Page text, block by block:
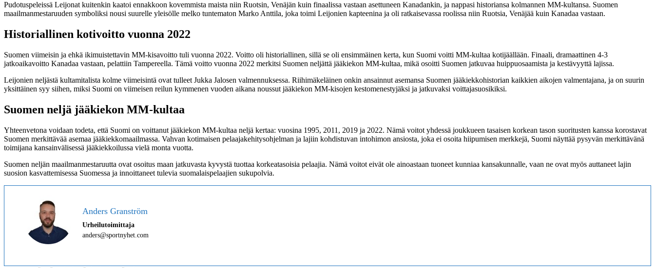
Pudotuspeleissä Leijonat kuitenkin kaatoi ennakkoon kovemmista maista niin Ruotsin, Venäjän kuin finaalissa vastaan asettuneen Kanadankin, ja nappasi historiansa kolmannen MM-kultansa. Suomen
maailmanmestaruuden symboliksi nousi suurelle yleisölle melko tuntematon Marko Anttila, joka toimi Leijonien kapteenina ja oli ratkaisevassa roolissa niin Ruotsia, Venäjää kuin Kanadaa vastaan.
Historiallinen kotivoitto vuonna 2022
Suomen viimeisin ja ehkä ikimuistettavin MM-kisavoitto tuli vuonna 2022. Voitto oli historiallinen, sillä se oli ensimmäinen kerta, kun Suomi voitti MM-kultaa kotijäällään. Finaali, dramaattinen 4-3
jatkoaikavoitto Kanadaa vastaan, pelattiin Tampereella. Tämä voitto vuonna 2022 merkitsi Suomen neljättä jääkiekon MM-kultaa, mikä osoitti Suomen jatkuvaa huippuosaamista ja kestävyyttä lajissa.
Leijonien neljästä kultamitalista kolme viimeisintä ovat tulleet Jukka Jalosen valmennuksessa. Riihimäkeläinen onkin ansainnut asemansa Suomen jääkiekkohistorian kaikkien aikojen valmentajana, ja on suurin
yksittäinen syy siihen, miksi Suomi on viimeisen reilun kymmenen vuoden aikana noussut jääkiekon MM-kisojen kestomenestyjäksi ja jatkuvaksi voittajasuosikiksi.
Suomen neljä jääkiekon MM-kultaa
Yhteenvetona voidaan todeta, että Suomi on voittanut jääkiekon MM-kultaa neljä kertaa: vuosina 1995, 2011, 2019 ja 2022. Nämä voitot yhdessä joukkueen tasaisen korkean tason suoritusten kanssa korostavat
Suomen merkittävää asemaa jääkiekkomaailmassa. Vahvan kotimaisen pelaajakehitysohjelman ja lajiin kohdistuvan intohimon ansiosta, joka ei osoita hiipumisen merkkejä, Suomi näyttää pysyvän merkittävänä
toimijana kansainvälisessä jääkiekkoilussa vielä monta vuotta.
Suomen neljän maailmanmestaruutta ovat osoitus maan jatkuvasta kyvystä tuottaa korkeatasoisia pelaajia. Nämä voitot eivät ole ainoastaan tuoneet kunniaa kansakunnalle, vaan ne ovat myös auttaneet lajin
suosion kasvattemisessa Suomessa ja innoittaneet tulevia suomalaispelaajien sukupolvia.
Anders Granström
Urheilutoimittaja
anders@sportnyhet.com